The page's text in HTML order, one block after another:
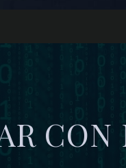
CON